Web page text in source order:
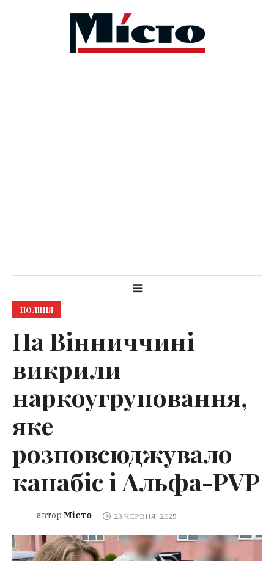
ПОЛІЦІЯ
На Вінниччині
викрили
наркоугруповання,
яке
розповсюджувало
канабіс і Альфа-PVP
автор Місто 23 ЧЕРВНЯ, 2025